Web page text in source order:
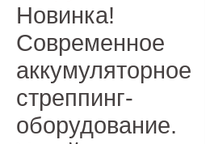
Новинка!
Современное
аккумуляторное
стреппинг-
оборудование.